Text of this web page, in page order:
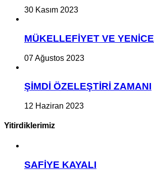
30 Kasım 2023
MÜKELLEFİYET VE YENİCE
07 Ağustos 2023
ŞİMDİ ÖZELEŞTİRİ ZAMANI
12 Haziran 2023
Yitirdiklerimiz
SAFİYE KAYALI